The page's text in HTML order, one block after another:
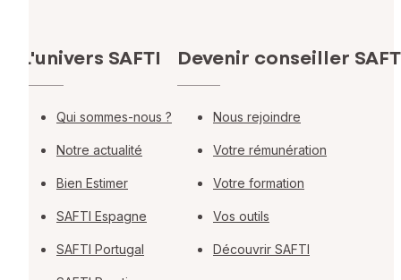
L'univers SAFTI
Qui sommes-nous ?
Notre actualité
Bien Estimer
SAFTI Espagne
SAFTI Portugal
Devenir conseiller
Nous rejoindre
Votre rémunération
Votre formation
Vos outils
Découvrir SAFTI